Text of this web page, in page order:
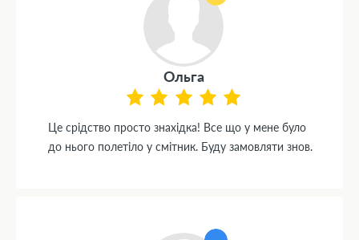
Ольга
Це срідство просто знахідка! Все що у мене було
до нього полетіло у смітник. Буду замовляти знов.